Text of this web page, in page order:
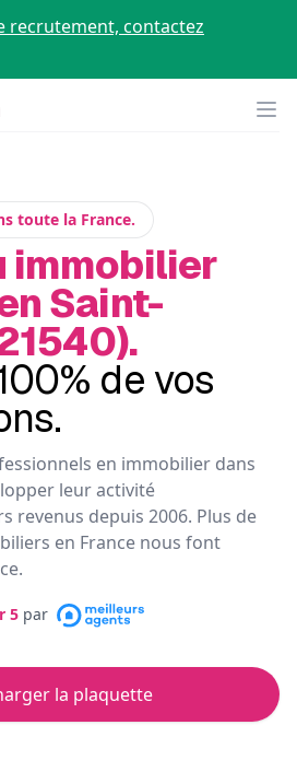
recrutement, contactez
toute la France.
immobilier
Saint-
de vos
en immobilier dans
leur activité
revenus depuis 2006. Plus de
en France nous font
5 par
la plaquette